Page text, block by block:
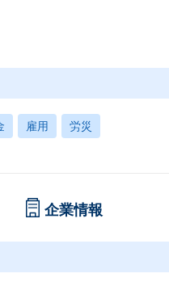
雇用 労災
企業情報